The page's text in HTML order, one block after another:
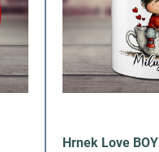
Hrnek Love BOY